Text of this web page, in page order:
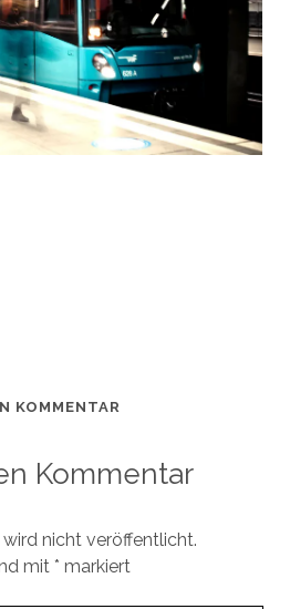
KOMMENTAR
Kommentar
nicht veröffentlicht.
mit * markiert